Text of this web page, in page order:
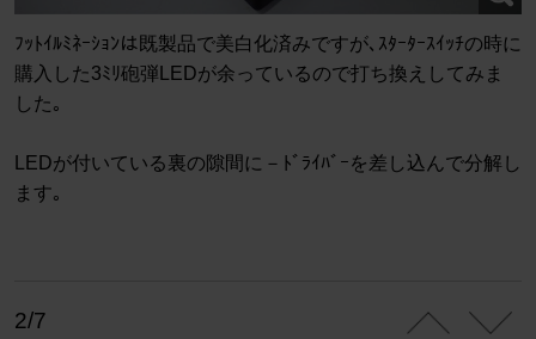
ﾌｯﾄｲﾙﾐﾈｰｼｮﾝは既製品で美白化済みですが､ｽﾀｰﾀｰｽｲｯﾁの時に
購入した3ﾐﾘ砲弾LEDが余っているので打ち換えしてみま
した｡
LEDが付いている裏の隙間に－ﾄﾞﾗｲﾊﾞｰを差し込んで分解し
ます｡
2/7